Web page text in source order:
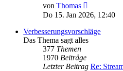
von Thomas
Beitrag
Do 15. Jan 2026, 12:40
Verbesserungsvorschläge
Das Thema sagt alles
377 Themen
1970 Beiträge
Letzter Beitrag Re: